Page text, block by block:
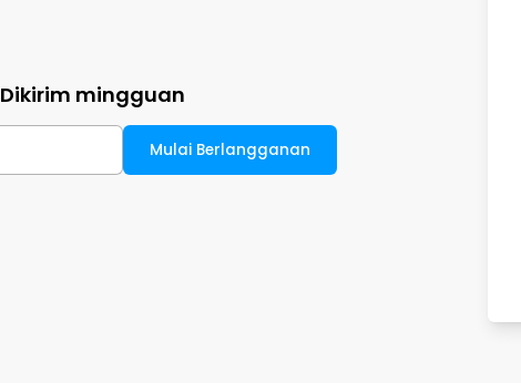
Dikirim mingguan
Mulai Berlangganan